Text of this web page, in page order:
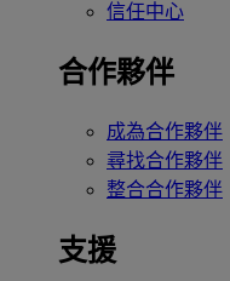
信任中心
合作夥伴
成為合作夥伴
尋找合作夥伴
整合合作夥伴
支援